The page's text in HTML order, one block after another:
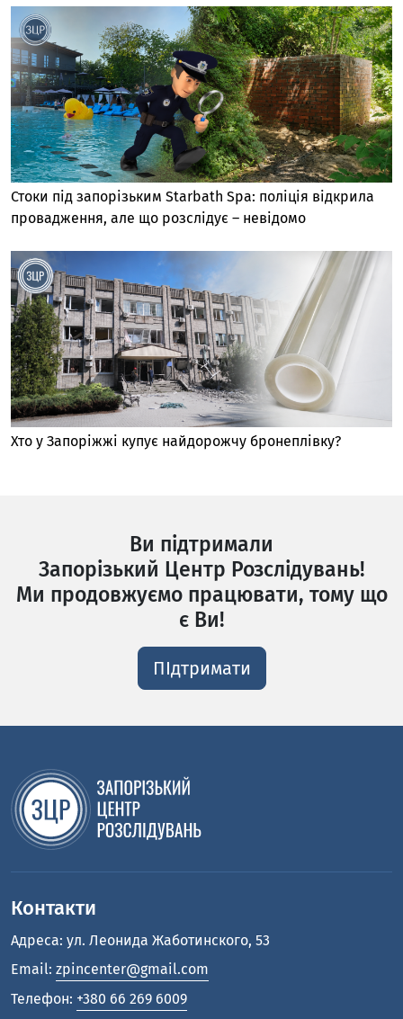
Стоки під запорізьким Starbath Spa: поліція відкрила
провадження, але що розслідує – невідомо
Хто у Запоріжжі купує найдорожчу бронеплівку?
Ви підтримали
Запорізький Центр Розслідувань!
Ми продовжуємо працювати, тому що
є Ви!
ПІдтримати
Контакти
Адреса: ул. Леонида Жаботинского, 53
Email: zpincenter@gmail.com
Телефон: +380 66 269 6009